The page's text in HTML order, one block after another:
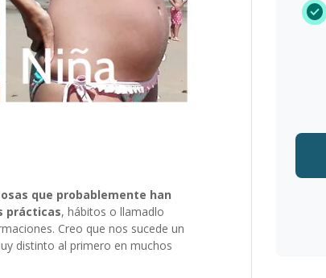
que probablemente han
prácticas, hábitos o llamadlo
Creo que nos sucede un
distinto al primero en muchos
check_circle